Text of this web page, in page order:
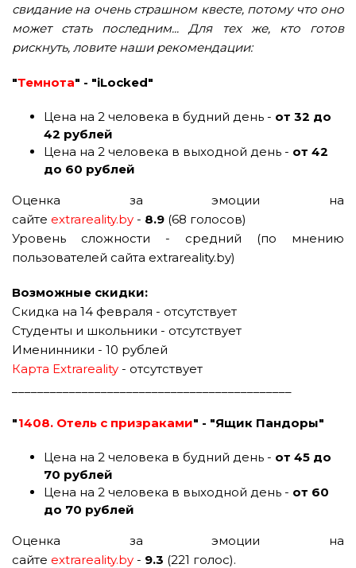
свидание на очень страшном квесте, потому что оно
может стать последним... Для тех же, кто готов
рискнуть, ловите наши рекомендации:
"Темнота" - "iLocked"
Цена на 2 человека в будний день - от 32 до
42 рублей
Цена на 2 человека в выходной день - от 42
до 60 рублей
Оценка за эмоции на
сайте extrareality.by - 8.9 (68 голосов)
Уровень сложности - средний (по мнению
пользователей сайта extrareality.by)
Возможные скидки:
Скидка на 14 февраля - отсутствует
Студенты и школьники - отсутствует
Именинники - 10 рублей
Карта Extrareality - отсутствует
"1408. Отель с призраками" - "Ящик Пандоры"
Цена на 2 человека в будний день - от 45 до
70 рублей
Цена на 2 человека в выходной день - от 60
до 70 рублей
Оценка за эмоции на
сайте extrareality.by - 9.3 (221 голос).